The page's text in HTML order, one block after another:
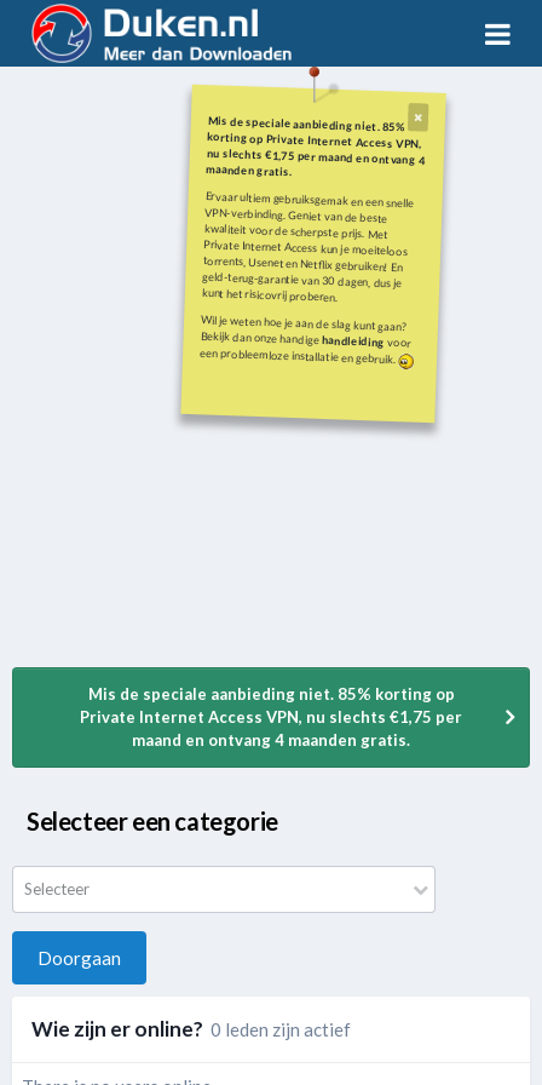
Mis de speciale aanbieding niet. 85%
korting op Private Internet Access VPN,
nu slechts €1,75 per maand en ontvang 4
maanden gratis.
Ervaar ultiem gebruiksgemak en een snelle
VPN-verbinding. Geniet van de beste
kwaliteit voor de scherpste prijs. Met
Private Internet Access kun je moeiteloos
torrents, Usenet en Netflix gebruiken! En
geld-terug-garantie van 30 dagen, dus je
kunt het risicovrij proberen.
Wil je weten hoe je aan de slag kunt gaan?
Bekijk dan onze handigehandleiding voor
een probleemloze installatie en gebruik.
Mis de speciale aanbieding niet. 85% korting op
Private Internet Access VPN, nu slechts €1,75 per
maand en ontvang 4 maanden gratis.
Selecteer een categorie
Selecteer
Doorgaan
Wie zijn er online? 0 leden zijn actief